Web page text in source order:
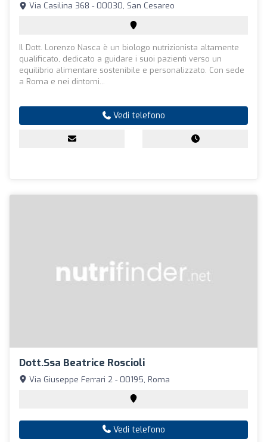
Via Casilina 368 - 00030, San Cesareo
Il Dott. Lorenzo Nasca è un biologo nutrizionista altamente
qualificato, dedicato a guidare i suoi pazienti verso un
equilibrio alimentare sostenibile e personalizzato. Con sede
a Roma e nei dintorni...
Vedi telefono
Dott.ssa Beatrice Roscioli
Via Giuseppe Ferrari 2 - 00195, Roma
Vedi telefono